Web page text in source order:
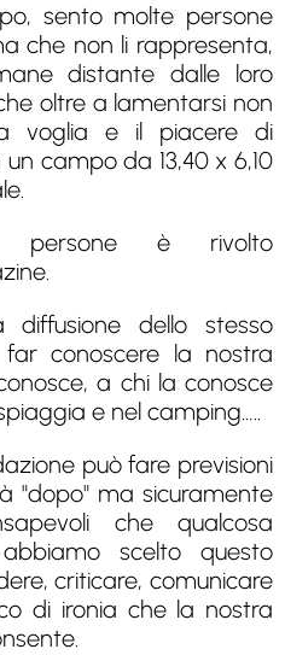
sento molte persone
che non li rappresenta,
distante dalle loro
oltre a lamentarsi non
voglia e il piacere di
campo da 13,40 x 6,10
persone è rivolto
diffusione dello stesso
conoscere la nostra
a chi la conosce
e nel camping…..
può fare previsioni
"dopo" ma sicuramente
che qualcosa
scelto questo
criticare, comunicare
di ironia che la nostra